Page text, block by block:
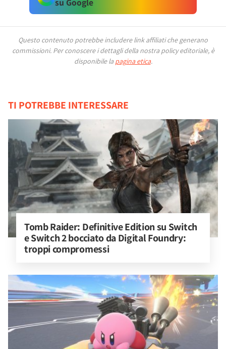
Questo contenuto potrebbe includere link affiliati che generano
commissioni. Per conoscere i dettagli della nostra policy editoriale, è
disponibile la pagina etica.
TI POTREBBE INTERESSARE
Tomb Raider: Definitive Edition su Switch
e Switch 2 bocciato da Digital Foundry:
troppi compromessi